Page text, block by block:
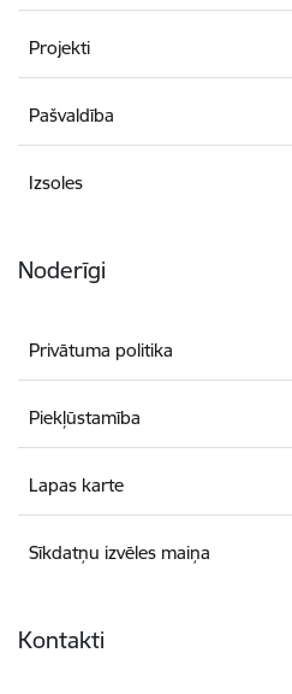
Projekti
Pašvaldība
Izsoles
Noderīgi
Privātuma politika
Piekļūstamība
Lapas karte
Sīkdatņu izvēles maiņa
Kontakti